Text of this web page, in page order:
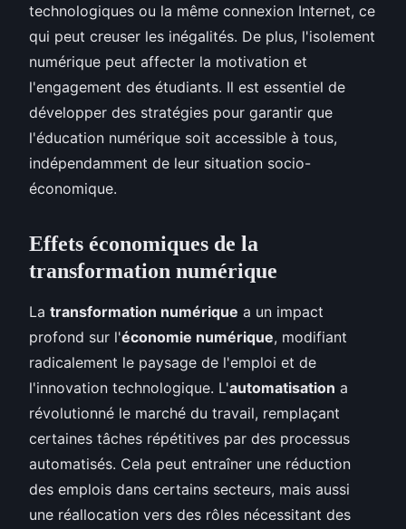
technologiques ou la même connexion Internet, ce
qui peut creuser les inégalités. De plus, l'isolement
numérique peut affecter la motivation et
l'engagement des étudiants. Il est essentiel de
développer des stratégies pour garantir que
l'éducation numérique soit accessible à tous,
indépendamment de leur situation socio-
économique.
Effets économiques de la
transformation numérique
La transformation numérique a un impact
profond sur l'économie numérique, modifiant
radicalement le paysage de l'emploi et de
l'innovation technologique. L'automatisation a
révolutionné le marché du travail, remplaçant
certaines tâches répétitives par des processus
automatisés. Cela peut entraîner une réduction
des emplois dans certains secteurs, mais aussi
une réallocation vers des rôles nécessitant des